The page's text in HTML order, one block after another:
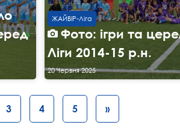
ЖАЙВІР-Ліга
Фото: ігри та
Ліги 2014-15 р.н.
20 Червня 2025
3 4 5 »